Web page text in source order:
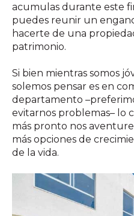
acumulas durante este
puedes reunir un
hacerte de una
patrimonio.
Si bien mientras somos
solemos pensar es en
departamento
evitarnos problemas– lo
más pronto nos
más opciones de
de la vida.